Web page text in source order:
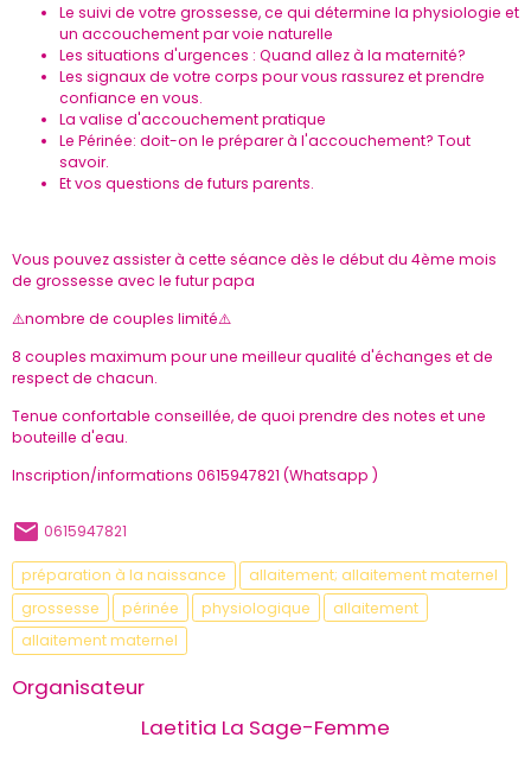
Le suivi de votre grossesse, ce qui détermine la physiologie et
un accouchement par voie naturelle
Les situations d'urgences : Quand allez à la maternité?
Les signaux de votre corps pour vous rassurez et prendre
confiance en vous.
La valise d'accouchement pratique
Le Périnée: doit-on le préparer à l'accouchement? Tout
savoir.
Et vos questions de futurs parents.
Vous pouvez assister à cette séance dès le début du 4ème mois
de grossesse avec le futur papa
⚠️nombre de couples limité⚠️
8 couples maximum pour une meilleur qualité d'échanges et de
respect de chacun.
Tenue confortable conseillée, de quoi prendre des notes et une
bouteille d'eau.
Inscription/informations 0615947821 (Whatsapp )
0615947821
préparation à la naissance
allaitement; allaitement maternel
grossesse
périnée physiologique
allaitement
allaitement maternel
Organisateur
Laetitia La Sage-Femme